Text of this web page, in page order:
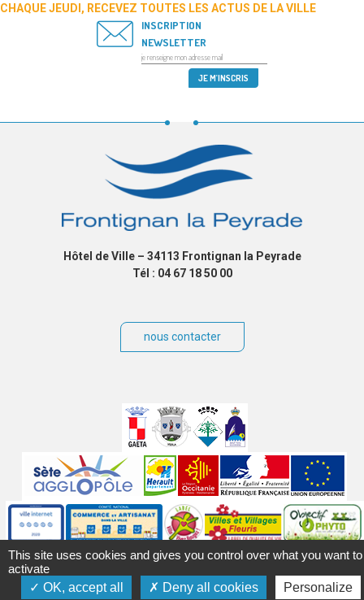
CHAQUE JEUDI, RECEVEZ TOUTES LES ACTUS DE LA VILLE
INSCRIPTION
NEWSLETTER
Hôtel de Ville – 34113 Frontignan la Peyrade
Tél : 04 67 18 50 00
nous contacter
partenaires
Labels
Autres
This site uses cookies and gives you control over what you want to
activate
OK, accept all
Deny all cookies Personalize